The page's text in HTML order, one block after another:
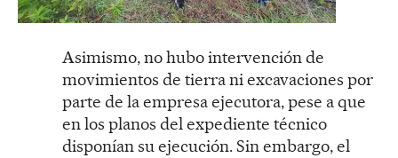
Asimismo, no hubo intervención de
movimientos de tierra ni excavaciones por
parte de la empresa ejecutora, pese a que
en los planos del expediente técnico
disponían su ejecución. Sin embargo, el